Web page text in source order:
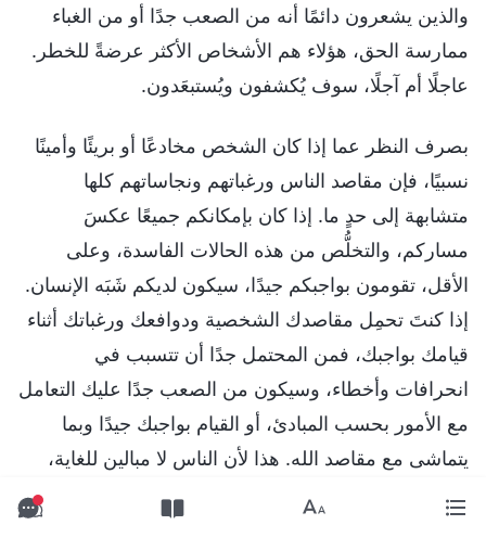
والذين يشعرون دائمًا أنه من الصعب جدًا أو من الغباء
ممارسة الحق، هؤلاء هم الأشخاص الأكثر عرضةً للخطر.
عاجلًا أم آجلًا، سوف يُكشفون ويُستبعَدون.
بصرف النظر عما إذا كان الشخص مخادعًا أو بريئًا وأمينًا
نسبيًا، فإن مقاصد الناس ورغباتهم ونجاساتهم كلها
متشابهة إلى حدٍ ما. إذا كان بإمكانكم جميعًا عكسَ
مساركم، والتخلُّص من هذه الحالات الفاسدة، وعلى
الأقل، تقومون بواجبكم جيدًا، سيكون لديكم شَبَه الإنسان.
إذا كنتَ تحمِل مقاصدك الشخصية ودوافعك ورغباتك أثناء
قيامك بواجبك، فمن المحتمل جدًا أن تتسبب في
انحرافات وأخطاء، وسيكون من الصعب جدًا عليك التعامل
مع الأمور بحسب المبادئ، أو القيام بواجبك جيدًا وبما
يتماشى مع مقاصد الله. هذا لأن الناس لا مبالين للغاية،